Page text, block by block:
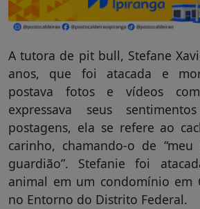
A tutora de pit bull, Stefane
anos, que foi atacada e
postava fotos e vídeos
expressava seus
postagens, ela se refere ao
carinho, chamando-o de “meu
guardião”. Stefanie foi
animal em um condomínio em
no Entorno do Distrito Federal.